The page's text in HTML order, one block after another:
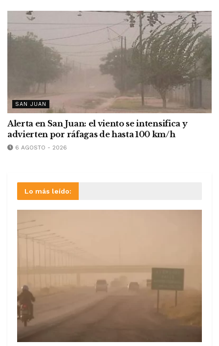
SAN JUAN
Alerta en San Juan: el viento se intensifica y
advierten por ráfagas de hasta 100 km/h
6 AGOSTO - 2026
Lo más leído: